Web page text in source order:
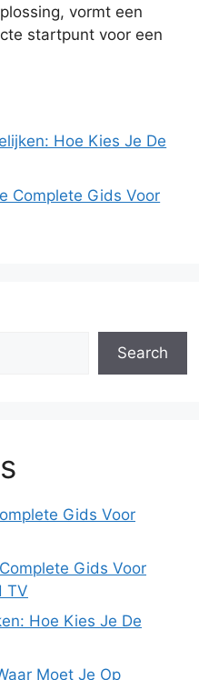
vormt een
startpunt voor een
Hoe Kies Je De
Complete Gids Voor
Search
Gids Voor
Gids Voor
TV
Hoe Kies Je De
Moet Je Op